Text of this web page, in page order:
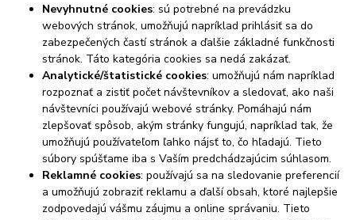
Nevyhnutné cookies: sú potrebné na prevádzku
webových stránok, umožňujú napríklad prihlásiť sa do
zabezpečených častí stránok a ďalšie základné funkčnosti
stránok. Táto kategória cookies sa nedá zakázať.
Analytické/štatistické cookies: umožňujú nám napríklad
rozpoznať a zistiť počet návštevníkov a sledovať, ako naši
návštevníci používajú webové stránky. Pomáhajú nám
zlepšovať spôsob, akým stránky fungujú, napríklad tak, že
umožňujú používateľom ľahko nájsť to, čo hľadajú. Tieto
súbory spúšťame iba s Vaším predchádzajúcim súhlasom.
Reklamné cookies: používajú sa na sledovanie preferencií
a umožňujú zobraziť reklamu a ďalší obsah, ktoré najlepšie
zodpovedajú vášmu záujmu a online správaniu. Tieto